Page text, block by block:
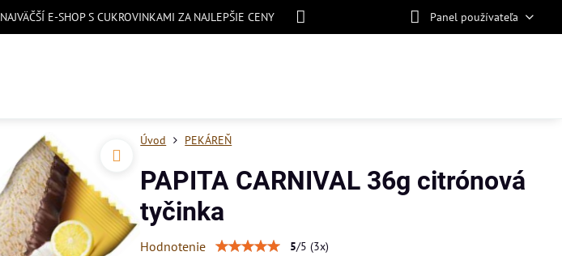
NAJVÄČŠÍ E-SHOP S CUKROVINKAMI ZA NAJLEPŠIE CENY Panel používateľa
Úvod PEKÁREŇ
PAPITA CARNIVAL 36g citrónová
tyčinka
Hodnotenie 5/5 (3x)